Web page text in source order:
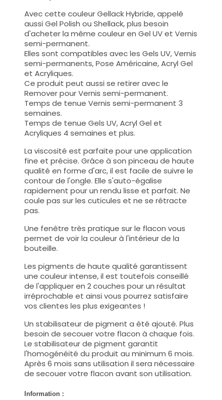
Avec cette couleur Gellack Hybride, appelé
aussi Gel Polish ou Shellack, plus besoin
d'acheter la même couleur en Gel UV et Vernis
semi-permanent.
Elles sont compatibles avec les Gels UV, Vernis
semi-permanents, Pose Américaine, Acryl Gel
et Acryliques.
Ce produit peut aussi se retirer avec le
Remover pour Vernis semi-permanent.
Temps de tenue Vernis semi-permanent 3
semaines.
Temps de tenue Gels UV, Acryl Gel et
Acryliques 4 semaines et plus.
La viscosité est parfaite pour une application
fine et précise. Grâce à son pinceau de haute
qualité en forme d'arc, il est facile de suivre le
contour de l'ongle. Elle s'auto-égalise
rapidement pour un rendu lisse et parfait. Ne
coule pas sur les cuticules et ne se rétracte
pas.
Une fenêtre très pratique sur le flacon vous
permet de voir la couleur à l'intérieur de la
bouteille.
Les pigments de haute qualité garantissent
une couleur intense, il est toutefois conseillé
de l'appliquer en 2 couches pour un résultat
irréprochable et ainsi vous pourrez satisfaire
vos clientes les plus exigeantes !
Un stabilisateur de pigment a été ajouté. Plus
besoin de secouer votre flacon à chaque fois.
Le stabilisateur de pigment garantit
l'homogénéité du produit au minimum 6 mois.
Après 6 mois sans utilisation il sera nécessaire
de secouer votre flacon avant son utilisation.
Information :